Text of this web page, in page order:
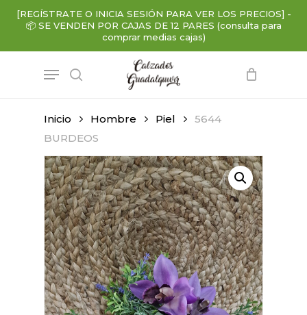
content
[REGÍSTRATE O INICIA SESIÓN PARA VER LOS PRECIOS] -
📦 SE VENDEN POR CAJAS DE 12 PARES (consulta para
comprar medias cajas)
search
Menu
Inicio Hombre Piel
5644
BURDEOS